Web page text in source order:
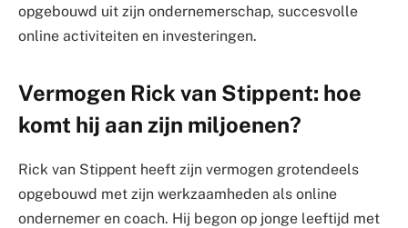
opgebouwd uit zijn ondernemerschap, succesvolle
online activiteiten en investeringen.
Vermogen Rick van Stippent: hoe
komt hij aan zijn miljoenen?
Rick van Stippent heeft zijn vermogen grotendeels
opgebouwd met zijn werkzaamheden als online
ondernemer en coach. Hij begon op jonge leeftijd met